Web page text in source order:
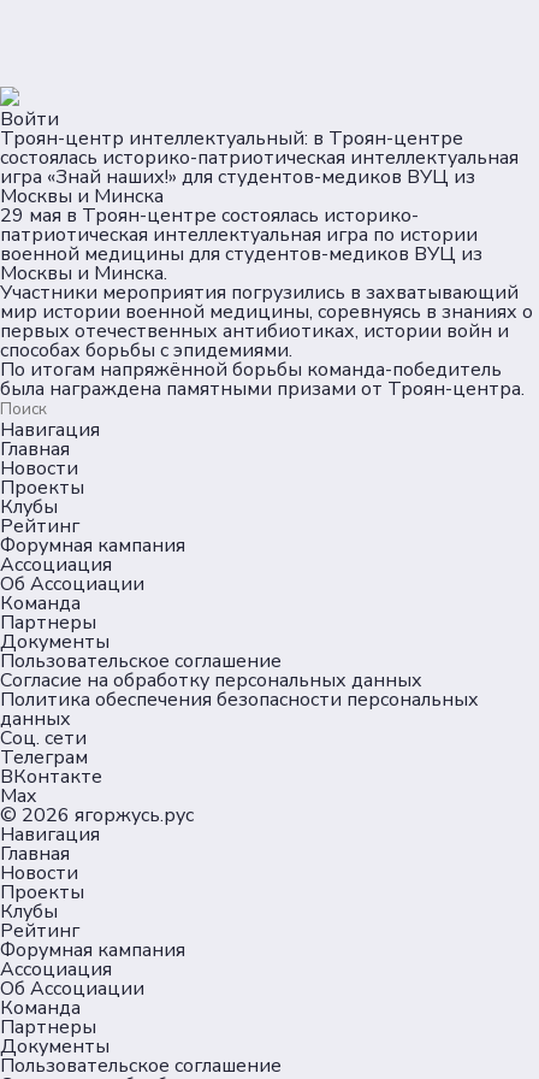
Войти
Троян-центр интеллектуальный: в Троян-центре
состоялась историко-патриотическая интеллектуальная
игра «Знай наших!» для студентов-медиков ВУЦ из
Москвы и Минска
29 мая в Троян-центре состоялась историко-
патриотическая интеллектуальная игра по истории
военной медицины для студентов-медиков ВУЦ из
Москвы и Минска.
Участники мероприятия погрузились в захватывающий
мир истории военной медицины, соревнуясь в знаниях о
первых отечественных антибиотиках, истории войн и
способах борьбы с эпидемиями.
По итогам напряжённой борьбы команда-победитель
была награждена памятными призами от Троян-центра.
Навигация
Главная
Новости
Проекты
Клубы
Рейтинг
Форумная кампания
Ассоциация
Об Ассоциации
Команда
Партнеры
Документы
Пользовательское соглашение
Согласие на обработку персональных данных
Политика обеспечения безопасности персональных
данных
Соц. сети
Телеграм
ВКонтакте
Max
© 2026 ягоржусь.рус
Навигация
Главная
Новости
Проекты
Клубы
Рейтинг
Форумная кампания
Ассоциация
Об Ассоциации
Команда
Партнеры
Документы
Пользовательское соглашение